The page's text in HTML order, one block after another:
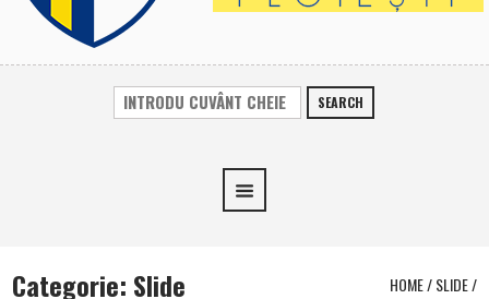
SEARCH
Categorie: Slide HOME/SLIDE/